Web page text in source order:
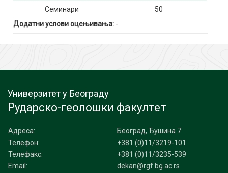
Семинари
50
Додатни услови оцењивања: -
Универзитет у Београду
Рударско-геолошки факултет
Адреса:
Београд, Ђушина 7
Телефон:
+381 (0)11/3219-101
Телефакс:
+381 (0)11/3235-539
Email:
dekan@rgf.bg.ac.rs